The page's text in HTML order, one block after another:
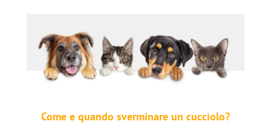
Come e quando sverminare un cucciolo?